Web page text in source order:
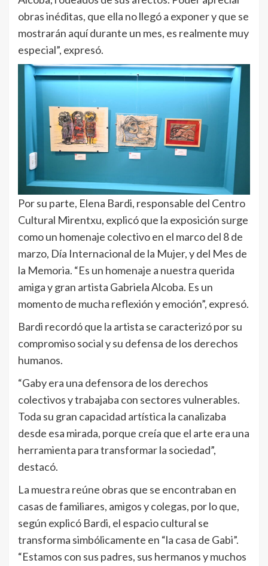
obras inéditas, que ella no llegó a exponer y que se
mostrarán aquí durante un mes, es realmente muy
especial”, expresó.
Por su parte, Elena Bardi, responsable del Centro
Cultural Mirentxu, explicó que la exposición surge
como un homenaje colectivo en el marco del 8 de
marzo, Día Internacional de la Mujer, y del Mes de
la Memoria. “Es un homenaje a nuestra querida
amiga y gran artista Gabriela Alcoba. Es un
momento de mucha reflexión y emoción”, expresó.
Bardi recordó que la artista se caracterizó por su
compromiso social y su defensa de los derechos
humanos.
“Gaby era una defensora de los derechos
colectivos y trabajaba con sectores vulnerables.
Toda su gran capacidad artística la canalizaba
desde esa mirada, porque creía que el arte era una
herramienta para transformar la sociedad”,
destacó.
La muestra reúne obras que se encontraban en
casas de familiares, amigos y colegas, por lo que,
según explicó Bardi, el espacio cultural se
transforma simbólicamente en “la casa de Gabi”.
“Estamos con sus padres, sus hermanos y muchos